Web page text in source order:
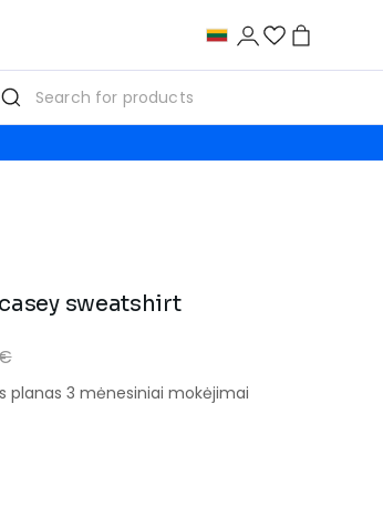
sweatshirt
planas 3 mėnesiniai mokėjimai